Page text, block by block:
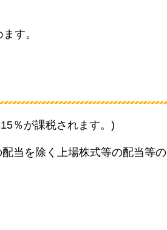
す。
％が課税されます。)
当を除く上場株式等の配当等の